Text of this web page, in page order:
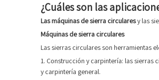
¿Cuáles son las
Las máquinas de sierra circularesy las
Máquinas de sierra circulares
Las sierras circulares son herramientas
1. Construcción y carpintería: las sierras
y carpintería general.